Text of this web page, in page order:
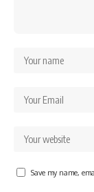
Save my name,